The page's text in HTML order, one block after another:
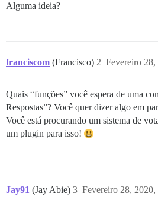
Alguma ideia?
franciscom (Francisco) Fevereiro
2
Quais “funções” você espera de uma
Respostas”? Você quer dizer algo em
Você está procurando um sistema de
um plugin para isso!
Jay91 (Jay Abie) Fevereiro 28, 2020,
3